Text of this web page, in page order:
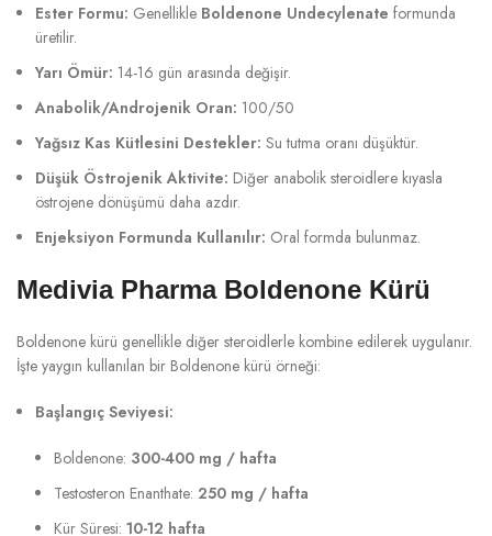
Ester Formu: Genellikle Boldenone Undecylenate formunda
üretilir.
Yarı Ömür: 14-16 gün arasında değişir.
Anabolik/Androjenik Oran: 100/50
Yağsız Kas Kütlesini Destekler: Su tutma oranı düşüktür.
Düşük Östrojenik Aktivite: Diğer anabolik steroidlere kıyasla
östrojene dönüşümü daha azdır.
Enjeksiyon Formunda Kullanılır: Oral formda bulunmaz.
Medivia Pharma Boldenone Kürü
Boldenone kürü genellikle diğer steroidlerle kombine edilerek uygulanır.
İşte yaygın kullanılan bir Boldenone kürü örneği:
Başlangıç Seviyesi:
Boldenone: 300-400 mg / hafta
Testosteron Enanthate: 250 mg / hafta
Kür Süresi: 10-12 hafta